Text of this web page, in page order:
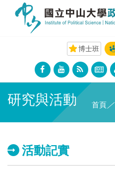
博士班
研究與活動 首頁 ／
活動記實